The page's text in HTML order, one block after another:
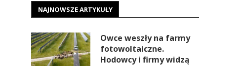
NAJNOWSZE ARTYKUŁY
Owce weszły na farmy
fotowoltaiczne.
Hodowcy i firmy widzą